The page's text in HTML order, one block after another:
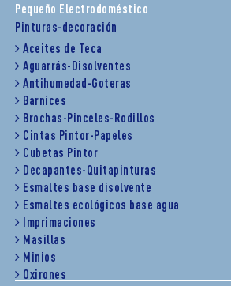
Pequeño Electrodoméstico
Pinturas-decoración
Aceites de Teca
Aguarrás-Disolventes
Antihumedad-Goteras
Barnices
Brochas-Pinceles-Rodillos
Cintas Pintor-Papeles
Cubetas Pintor
Decapantes-Quitapinturas
Esmaltes base disolvente
Esmaltes ecológicos base agua
Imprimaciones
Masillas
Minios
Oxirones